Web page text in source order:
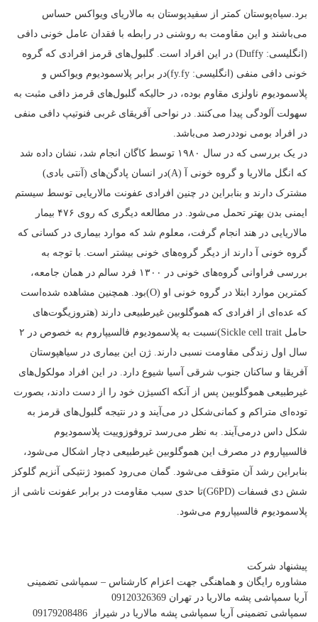
برد.سیاه‌پوستان کمتر از سفیدپوستان به مالاریای ویواکس حساس
می‌باشند و این مقاومت به روشنی در رابطه با فقدان عامل خونی دافی
(انگلیسی: Duffy) در این افراد است. گلبول‌های قرمز افرادی که گروه
خونی دافی منفی (انگلیسی: fy.fy)در برابر پلاسمودیوم ویواکس و
پلاسمودیوم ناولزی مقاوم بوده، در حالیکه گلبول‌های قرمز دافی مثبت به
سهولت آلودگی پیدا می‌کنند. در نواحی آفریقای غربی فنوتیپ دافی منفی
در افراد بومی نوددرصد می‌باشد.
در یک بررسی که در سال ۱۹۸۰ توسط کاگان انجام شد، نشان داده شد
که انگل مالاریا و گروه خونی آ (A)در انسان پادگن‌های (آنتی بادی)
مشترک دارند و بنابراین در چنین افرادی عفونت مالاریایی توسط سیستم
ایمنی بدن بهتر تحمل می‌شود. در مطالعه دیگری که روی ۴۷۶ بیمار
مالاریایی در هند انجام گرفت، معلوم شد که موارد بیماری در کسانی که
گروه خونی آ دارند از دیگر گروه‌های خونی بیشتر است. با توجه به
بررسی فراوانی گروه‌های خونی در ۱۳۰۰ فرد سالم در همان جامعه،
کمترین موارد ابتلا در گروه خونی او (O)بود. همچنین مشاهده شده‌است
که عده‌ای از افرادی که هموگلوبین غیرطبیعی دارند (هتروزیگوت‌های
حامل Sickle cell trait)نسبت به پلاسمودیوم فالسیپاروم به خصوص در ۲
سال اول زندگی مقاومت نسبی دارند. ژن این بیماری در سیاهپوستان
آفریقا و ساکنان جنوب شرقی آسیا شیوع دارد. در این افراد مولکول‌های
غیرطبیعی هموگلوبین پس از آنکه اکسیژن خود را از دست دادند، بصورت
توده‌ای متراکم و کمانی‌شکل در می‌آیند و در نتیجه گلبول‌های قرمز به
شکل داس درمی‌آیند. به نظر می‌رسد تروفوزوییت پلاسمودیوم
فالسیپاروم در مصرف این هموگلوبین غیرطبیعی دچار اشکال می‌شود،
بنابراین رشد آن متوقف می‌شود. گمان می‌رود کمبود ژنتیکی آنزیم گلوکز
شش دی فسفات (G6PD)تا حدی سبب مقاومت در برابر عفونت ناشی از
پلاسمودیوم فالسیپاروم می‌شود.
پیشنهاد شرکت
مشاوره رایگان و هماهنگی جهت اعزام کارشناس – سمپاشی تضمینی
آریا سمپاشی پشه مالاریا در تهران 09120326369
سمپاشی تضمینی آریا سمپاشی پشه مالاریا در شیراز 09179208486